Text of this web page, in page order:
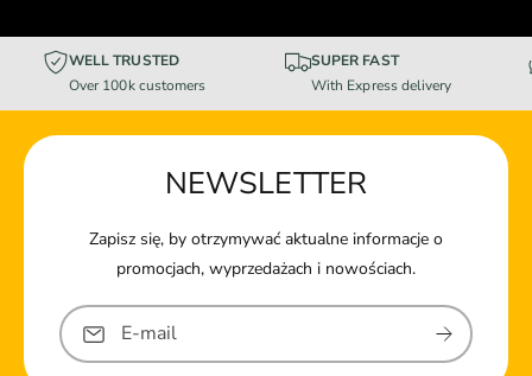
WELL TRUSTED
Over 100k customers
SUPER FAST
With Express delivery
NEWSLETTER
Zapisz się, by otrzymywać aktualne informacje o
promocjach, wyprzedażach i nowościach.
E-mail